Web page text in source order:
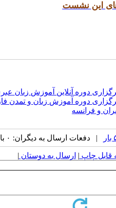
این نشست
دوره آنلاین آموزش زبان عبری
دوره آموزش زبان و تمدن
ایران و فرانسه
| دفعات ارسال به دیگران: ۰ بار |
قابل چاپ | ارسال به دوستان |